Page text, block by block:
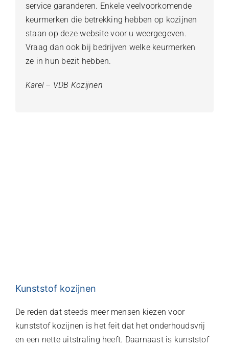
service garanderen. Enkele veelvoorkomende
keurmerken die betrekking hebben op kozijnen
staan op deze website voor u weergegeven.
Vraag dan ook bij bedrijven welke keurmerken
ze in hun bezit hebben.
Karel – VDB Kozijnen
Kunststof kozijnen
De reden dat steeds meer mensen kiezen voor
kunststof kozijnen is het feit dat het onderhoudsvrij
en een nette uitstraling heeft. Daarnaast is kunststof